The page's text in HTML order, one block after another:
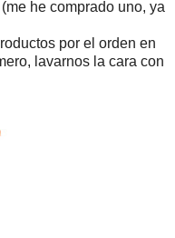
he comprado uno, ya
por el orden en
lavarnos la cara con